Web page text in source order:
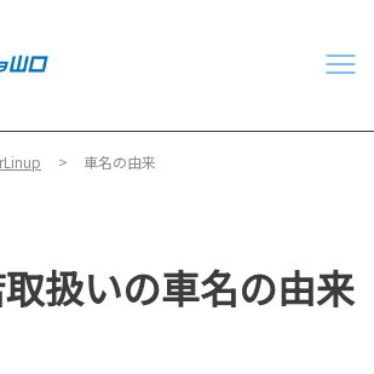
車名の由来
扱いの車名の由来